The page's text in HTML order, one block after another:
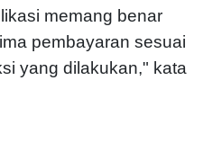
memang benar
pembayaran sesuai
yang dilakukan," kata